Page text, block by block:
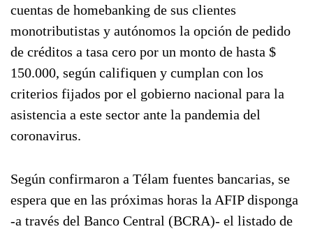
cuentas de homebanking de sus clientes
monotributistas y autónomos la opción de pedido
de créditos a tasa cero por un monto de hasta $
150.000, según califiquen y cumplan con los
criterios fijados por el gobierno nacional para la
asistencia a este sector ante la pandemia del
coronavirus.
Según confirmaron a Télam fuentes bancarias, se
espera que en las próximas horas la AFIP disponga
-a través del Banco Central (BCRA)- el listado de